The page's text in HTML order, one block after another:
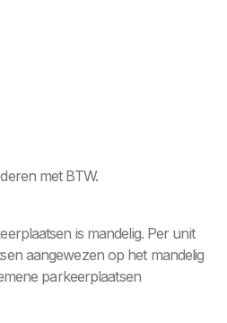
met BTW.
is mandelig. Per unit
aangewezen op het mandelig
parkeerplaatsen